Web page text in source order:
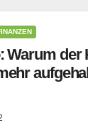
Warum der